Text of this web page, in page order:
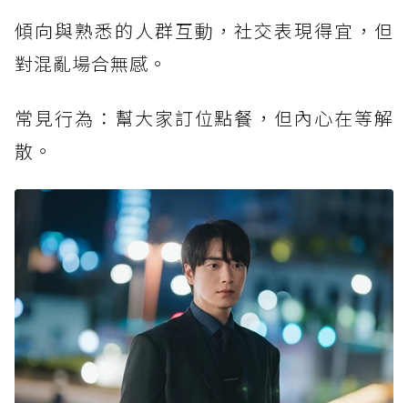
傾向與熟悉的人群互動，社交表現得宜，但
對混亂場合無感。
常見行為：幫大家訂位點餐，但內心在等解
散。